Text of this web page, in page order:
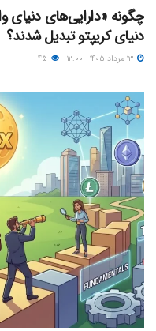
چگونه «دارایی‌های
دنیای کریپتو تبدیل شدند؟